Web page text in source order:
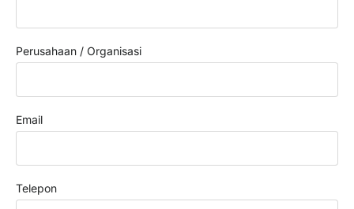
Perusahaan / Organisasi
Email
Telepon